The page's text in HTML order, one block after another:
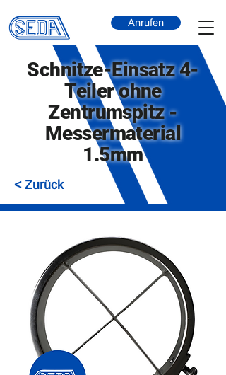
Anrufen
Schnitze-Einsatz 4-
Teiler ohne
Zentrumspitz -
Messermaterial
1.5mm
< Zurück